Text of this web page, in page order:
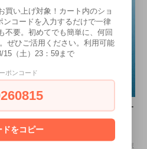
HiQParts -デカールスキージー
交換用スポンジ（計10個入）
1,350円(税込1,485円)
デカールスキージー専用の替えスポ
買い上げ対象！カート内のショ
ンコードを入力するだけで一律
不要。初めてでも簡単に、何回
ぜひご活用ください。利用可能
15（土）23：59まで
ポンコード
ドをコピー